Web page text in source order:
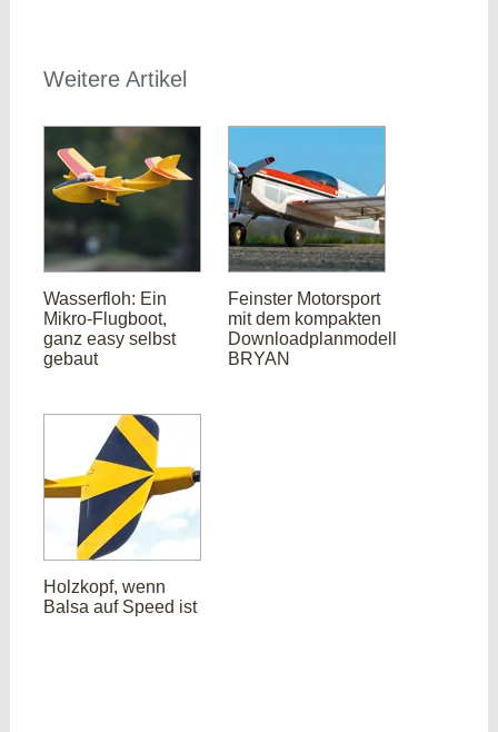
Weitere Artikel
Wasserfloh: Ein
Mikro-Flugboot,
ganz easy selbst
gebaut
Feinster Motorsport
mit dem kompakten
Downloadplanmodell
BRYAN
Holzkopf, wenn
Balsa auf Speed ist